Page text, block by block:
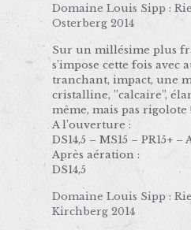
Domaine Louis Sipp :
Osterberg 2014
Sur un millésime plus
s’impose cette fois avec
tranchant, impact, une
cristalline, ’’calcaire’’,
même, mais pas rigolote !
A l’ouverture :
DS14,5 – MS15 – PR15+ –
Après aération :
DS14,5
Domaine Louis Sipp :
Kirchberg 2014